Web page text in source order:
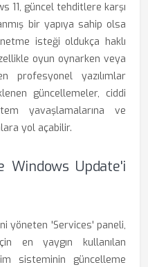
11, güncel tehditlere karşı
bir yapıya sahip olsa
isteği oldukça haklı
oyun oynarken veya
profesyonel yazılımlar
güncellemeler, ciddi
yavaşlamalarına ve
yol açabilir.
Windows Update'i
yöneten 'Services' paneli,
en yaygın kullanılan
sisteminin güncelleme